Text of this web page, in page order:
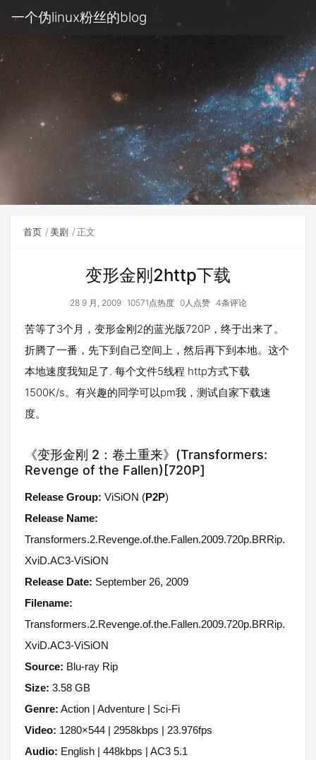
一个伪linux粉丝的blog
首页 美剧 正文
变形金刚2http下载
28 9 月, 2009 10571点热度 0人点赞 4条评论
苦等了3个月，变形金刚2的蓝光版720P，终于出来了。
折腾了一番，先下到自己空间上，然后再下到本地。这个
本地速度我知足了. 每个文件5线程 http方式下载
1500K/s。有兴趣的同学可以pm我，测试自家下载速
度。
《变形金刚 2：卷土重来》(Transformers:
Revenge of the Fallen)[720P]
Release Group: ViSiON (P2P)
Release Name:
Transformers.2.Revenge.of.the.Fallen.2009.720p.BRRip.
XviD.AC3-ViSiON
Release Date: September 26, 2009
Filename:
Transformers.2.Revenge.of.the.Fallen.2009.720p.BRRip.
XviD.AC3-ViSiON
Source: Blu-ray Rip
Size: 3.58 GB
Genre: Action | Adventure | Sci-Fi
Video: 1280×544 | 2958kbps | 23.976fps
Audio: English | 448kbps | AC3 5.1